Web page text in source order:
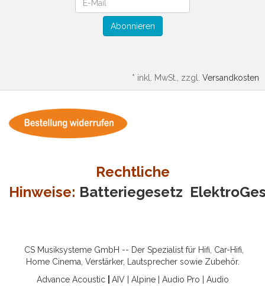
Abonnieren
* inkl. MwSt., zzgl. Versandkosten
Rechtliche
Hinweise: Batteriegesetz
CS Musiksysteme GmbH -- Der Spezialist für Hifi, Car-Hifi,
Home Cinema, Verstärker, Lautsprecher sowie Zubehör.
Advance Acoustic
AIV| Alpine| Audio Pro
Audio